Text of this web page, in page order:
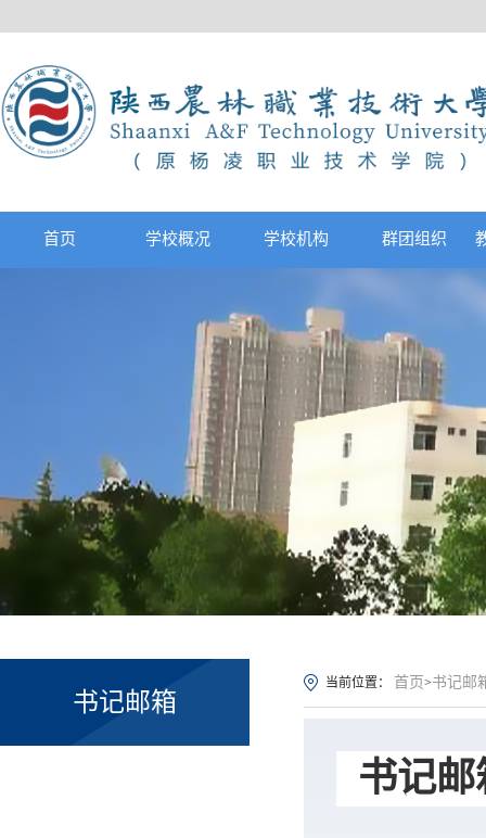
首页 学校概况 学校机构 群团组织
书记邮箱
当前位置： 首页>书记邮
书记邮